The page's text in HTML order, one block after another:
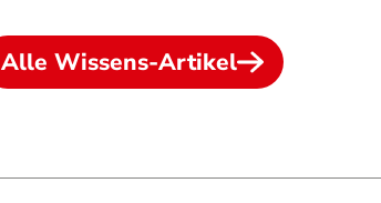
Alle Wissens-Artikel